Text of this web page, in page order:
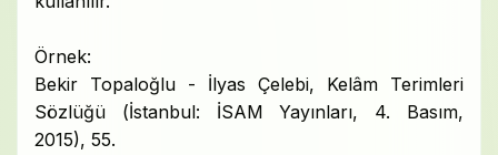
Örnek:
Bekir Topaloğlu - İlyas Çelebi, Kelâm Terimleri
Sözlüğü (İstanbul: İSAM Yayınları, 4. Basım,
2015), 55.